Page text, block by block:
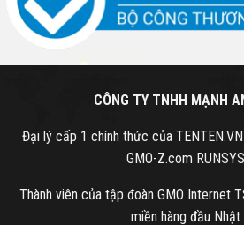
CÔNG TY TNHH MẠNH
Đại lý cấp 1 chính thức của
GMO-Z.com
Thành viên của tập đoàn GMO Internet
miền hàng đầu Nhật